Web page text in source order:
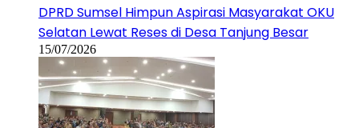
DPRD Sumsel Himpun Aspirasi Masyarakat OKU
Selatan Lewat Reses di Desa Tanjung Besar
15/07/2026